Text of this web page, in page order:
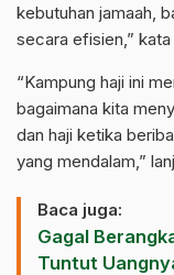
kebutuhan jamaah,
secara efisien,”
“Kampung haji ini
bagaimana kita
dan haji ketika
yang mendalam,”
Baca juga:
Gagal
Tuntut